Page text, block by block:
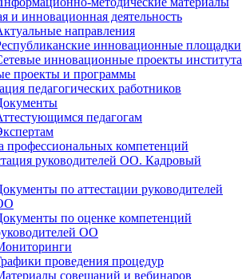
и инновационная деятельность
направления
инновационные площадки
инновационные проекты института
проекты и программы
педагогических работников
педагогам
профессиональных компетенций
руководителей ОО. Кадровый
по аттестации руководителей
по оценке компетенций
ОО
проведения процедур
совещаний и вебинаров